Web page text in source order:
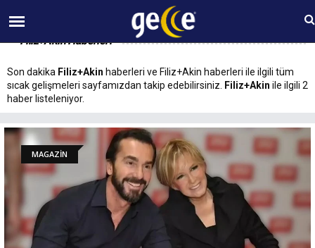
09 AĞUSTOS Pazar 10:01
Filiz+Akin Haberleri
Son dakika Filiz+Akin haberleri ve Filiz+Akin haberleri ile ilgili tüm
sıcak gelişmeleri sayfamızdan takip edebilirsiniz.
Filiz+Akin ile ilgili 2
haber listeleniyor.
MAGAZİN